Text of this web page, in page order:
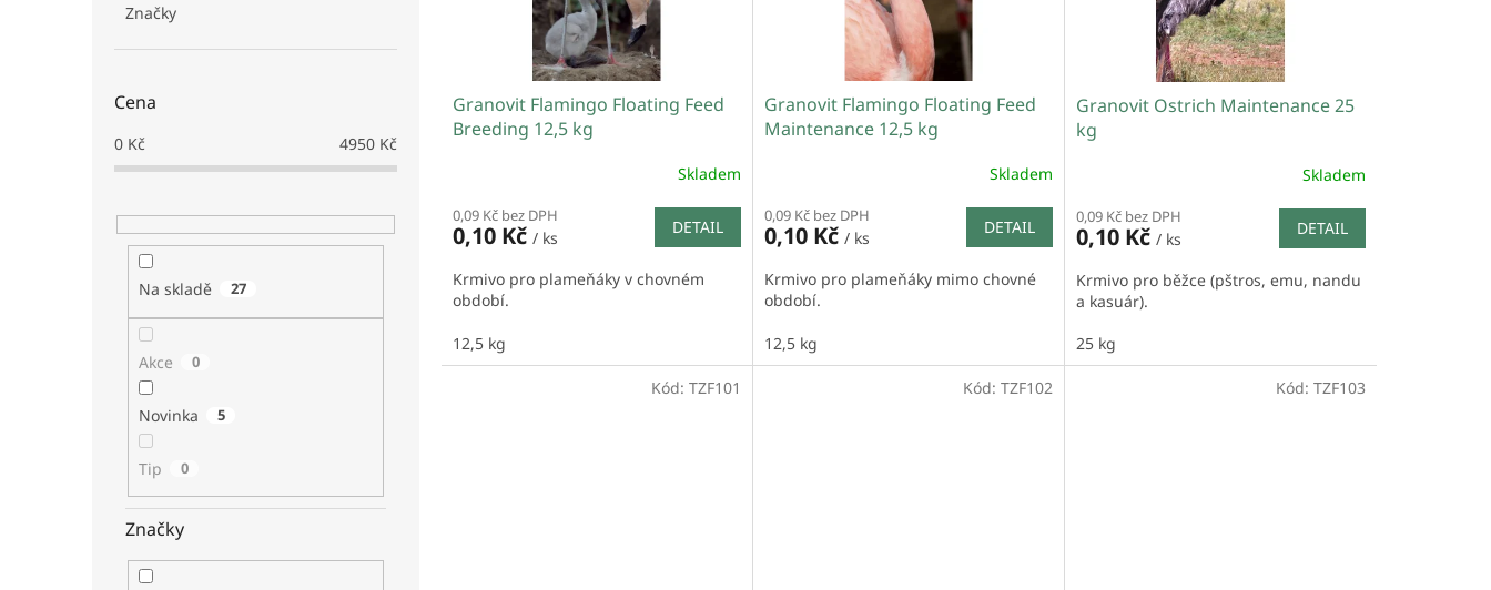
Značky
Cena
0 Kč 4950 Kč
Na skladě 27
Akce 0
Novinka 5
Tip 0
Značky
Granovit Flamingo Floating Feed
Breeding 12,5 kg
Skladem
0,09 Kč bez DPH
0,10 Kč / ks
DETAIL
Krmivo pro plameňáky v chovném
období.
12,5 kg
Granovit Flamingo Floating Feed
Maintenance 12,5 kg
Skladem
0,09 Kč bez DPH
0,10 Kč / ks
DETAIL
Krmivo pro plameňáky mimo chovné
období.
12,5 kg
Granovit Ostrich Maintenance 25
kg
Skladem
0,09 Kč bez DPH
0,10 Kč / ks
DETAIL
Krmivo pro běžce (pštros, emu, nandu
a kasuár).
25 kg
Kód: TZF101 Kód: TZF102 Kód: TZF103